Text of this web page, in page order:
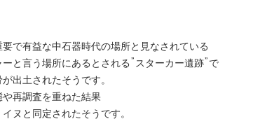
で有益な中石器時代の場所と見なされている
ーと言う場所にあるとされる”スターカー遺跡”で
出土されたそうです。
再調査を重ねた結果
ヌと同定されたそうです。